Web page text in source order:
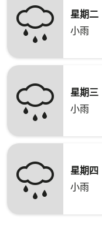
星期二
小雨
星期三
小雨
星期四
小雨